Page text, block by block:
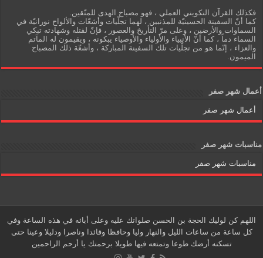
فكذلك القرآن التكويني العملي ، فهو مصباح الهدى للمتّقين.
كما أنّ السفينة الحسينيّة للمذنبين ، لهما تجلّيات وأشعّات والألواح نورانيّة في
السماوات والأرضين ، وعلى مرّ التأريخ والعصور ، فإنّ لقتله وشهادته تبكي
السماء دماً ، كما أنّ الأنبياء والأولياء والأوصياء يبكونه ، ويقيمون له المآتم
والعزاء ، إنّما هو من تجلّيات تلك السفينة المباركة ، وأشعّة ذلك المصباح
الميمون.
أعمال شهر صفر
أعمال شهر صفر
مناسبات شهر صفر
مناسبات شهر صفر
اللهم كن لوليك الحجة بن الحسن صلواتك عليه وعلى أبائه في هذه الساعة وفي
كل ساعة من ساعات الليل والنهار وليا وحافظا وقائدا وناصرا ودليلا وعينا حتى
تسكنه أرضك طوعا وتمتعه فيها طويلا برحمتك يا أرحم الراحمين